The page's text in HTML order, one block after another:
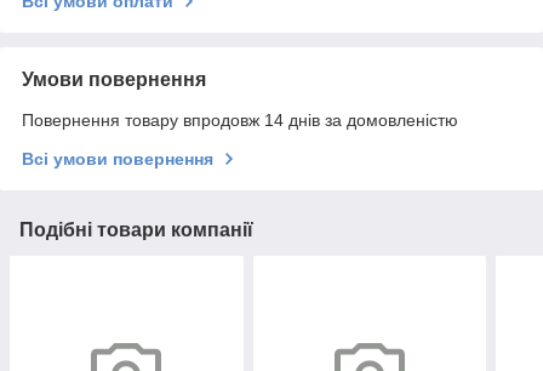
Умови повернення
Повернення товару впродовж 14 днів за домовленістю
Всі умови повернення
Подібні товари компанії